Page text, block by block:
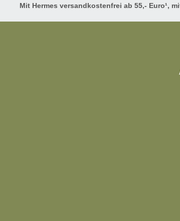
Mit Hermes versandkostenfrei ab 55,- Euro¹,